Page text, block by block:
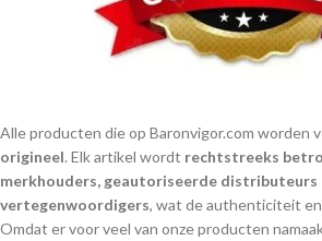
Alle producten die op Baronvigor.com worden
origineel. Elk artikel wordt rechtstreeks
merkhouders, geautoriseerde distributeurs
vertegenwoordigers, wat de authenticiteit
Omdat er voor veel van onze producten